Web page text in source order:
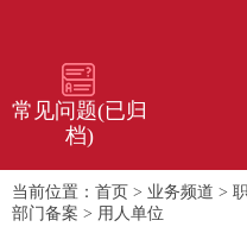
常见问题(已归
档)
当前位置： 首页 > 业务频道 >
部门备案 > 用人单位